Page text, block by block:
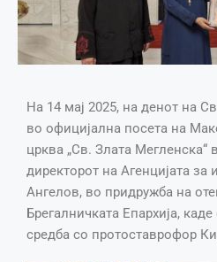
На 14 мај 2025, на денот на
во официјална посета на
црква „Св. Злата Мегленска“
директорот на Агенцијата за
Ангелов, во придружба на
Брегалничката Епархија,
средба со протоставрофор